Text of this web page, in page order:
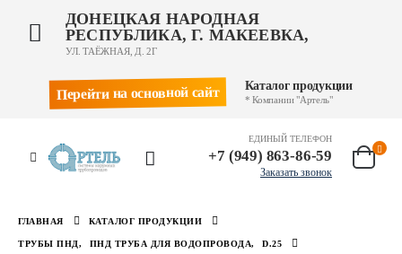
ДОНЕЦКАЯ НАРОДНАЯ
РЕСПУБЛИКА, Г. МАКЕЕВКА,
УЛ. ТАЁЖНАЯ, Д. 2Г
Перейти на основной сайт Каталог продукции
* Компании "Артель"
ЕДИНЫЙ ТЕЛЕФОН
+7 (949) 863-86-59
Заказать звонок
ГЛАВНАЯ КАТАЛОГ ПРОДУКЦИИ
ТРУБЫ ПНД, ПНД ТРУБА ДЛЯ ВОДОПРОВОДА, D.25